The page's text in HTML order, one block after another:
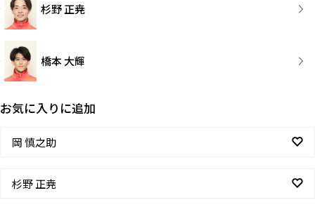
杉野 正尭
橋本 大輝
お気に入りに追加
岡 慎之助
杉野 正尭